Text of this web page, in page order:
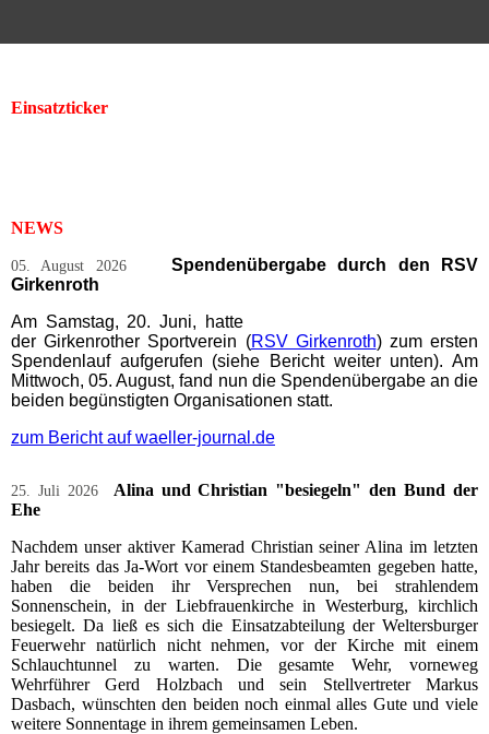
Einsatzticker
NEWS
05. August 2026
Spendenübergabe durch den RSV
Girkenroth
Am Samstag, 20. Juni, hatte
der Girkenrother Sportverein (RSV Girkenroth) zum ersten
Spendenlauf aufgerufen (siehe Bericht weiter unten). Am
Mittwoch, 05. August, fand nun die Spendenübergabe an die
beiden begünstigten Organisationen statt.
zum Bericht auf waeller-journal.de
25. Juli 2026
Alina und Christian "besiegeln" den Bund der
Ehe
Nachdem unser aktiver Kamerad Christian seiner Alina im letzten
Jahr bereits das Ja-Wort vor einem Standesbeamten gegeben hatte,
haben die beiden ihr Versprechen nun, bei strahlendem
Sonnenschein, in der Liebfrauenkirche in Westerburg, kirchlich
besiegelt. Da ließ es sich die Einsatzabteilung der Weltersburger
Feuerwehr natürlich nicht nehmen, vor der Kirche mit einem
Schlauchtunnel zu warten. Die gesamte Wehr, vorneweg
Wehrführer Gerd Holzbach und sein Stellvertreter Markus
Dasbach, wünschten den beiden noch einmal alles Gute und viele
weitere Sonnentage in ihrem gemeinsamen Leben.